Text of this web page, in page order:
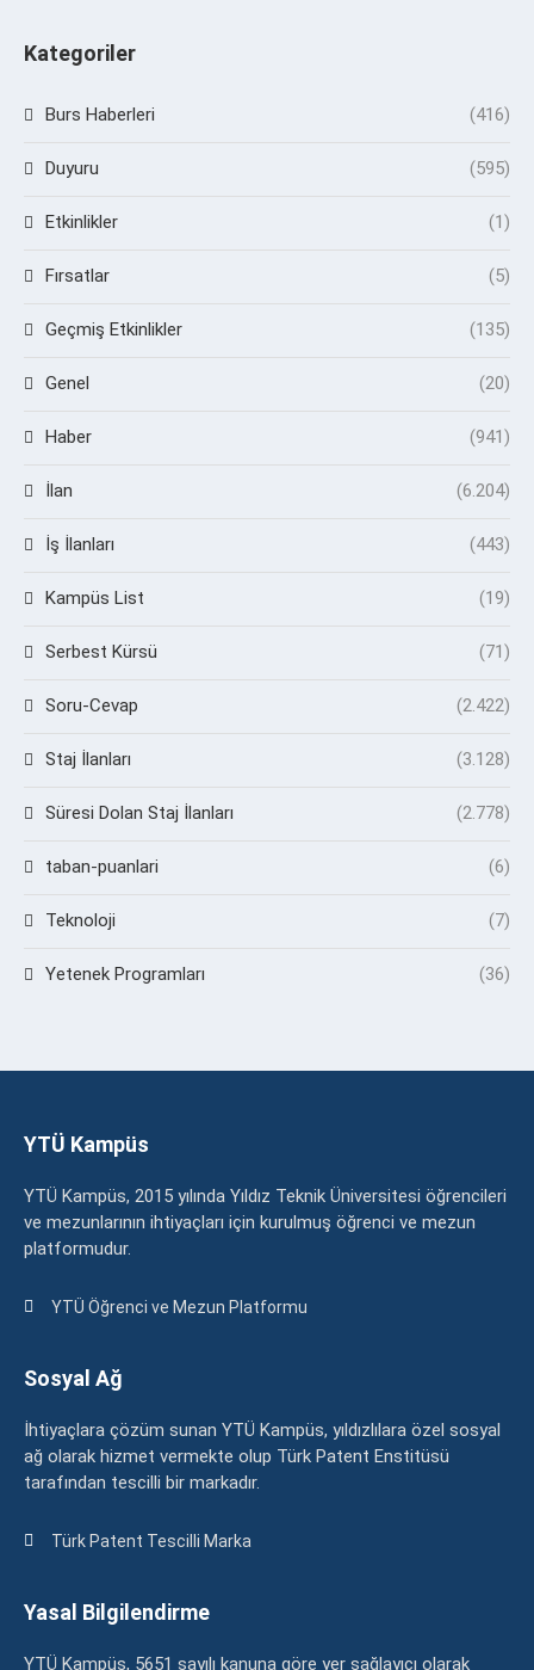
Kategoriler
Burs Haberleri (416)
Duyuru (595)
Etkinlikler (1)
Fırsatlar (5)
Geçmiş Etkinlikler (135)
Genel (20)
Haber (941)
İlan (6.204)
İş İlanları (443)
Kampüs List (19)
Serbest Kürsü (71)
Soru-Cevap (2.422)
Staj İlanları (3.128)
Süresi Dolan Staj İlanları (2.778)
taban-puanlari (6)
Teknoloji (7)
Yetenek Programları (36)
YTÜ Kampüs
YTÜ Kampüs, 2015 yılında Yıldız Teknik Üniversitesi öğrencileri
ve mezunlarının ihtiyaçları için kurulmuş öğrenci ve mezun
platformudur.
YTÜ Öğrenci ve Mezun Platformu
Sosyal Ağ
İhtiyaçlara çözüm sunan YTÜ Kampüs, yıldızlılara özel sosyal
ağ olarak hizmet vermekte olup Türk Patent Enstitüsü
tarafından tescilli bir markadır.
Türk Patent Tescilli Marka
Yasal Bilgilendirme
YTÜ Kampüs, 5651 sayılı kanuna göre yer sağlayıcı olarak